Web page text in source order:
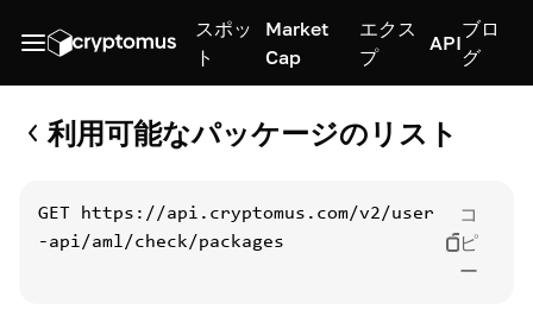
スポッ
ト
Market
Cap
エクス
プ
API
ブロ
グ
利用可能なパッケージのリスト
GET
https://api.cryptomus.com/v2/user
-api/aml/check/packages
コ
ピ
ー